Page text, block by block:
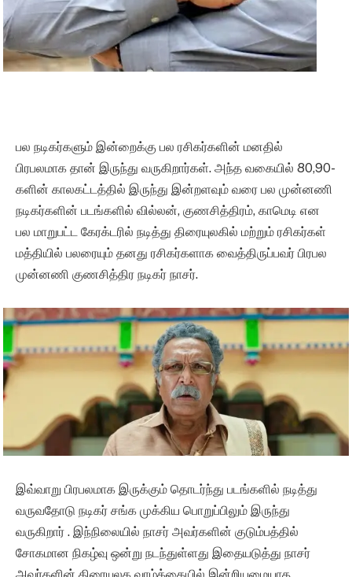
பல நடிகர்களும் இன்றைக்கு பல ரசிகர்களின் மனதில்
பிரபலமாக தான் இருந்து வருகிறார்கள். அந்த வகையில் 80,90-
களின் காலகட்டத்தில் இருந்து இன்றளவும் வரை பல முன்னணி
நடிகர்களின் படங்களில் வில்லன், குணசித்திரம், காமெடி என
பல மாறுபட்ட கேரக்டரில் நடித்து திரையுலகில் மற்றும் ரசிகர்கள்
மத்தியில் பலரையும் தனது ரசிகர்களாக வைத்திருப்பவர் பிரபல
முன்னணி குணசித்திர நடிகர் நாசர்.
இவ்வாறு பிரபலமாக இருக்கும் தொடர்ந்து படங்களில் நடித்து
வருவதோடு நடிகர் சங்க முக்கிய பொறுப்பிலும் இருந்து
வருகிறார் . இந்நிலையில் நாசர் அவர்களின் குடும்பத்தில்
சோகமான நிகழ்வு ஒன்று நடந்துள்ளது இதையடுத்து நாசர்